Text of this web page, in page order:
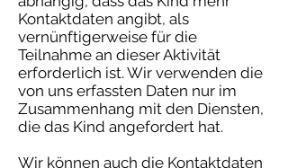
Kontaktdaten angibt, als
vernünftigerweise für die
Teilnahme an dieser Aktivität
erforderlich ist. Wir verwenden die
von uns erfassten Daten nur im
Zusammenhang mit den Diensten,
die das Kind angefordert hat.
Wir können auch die Kontaktdaten